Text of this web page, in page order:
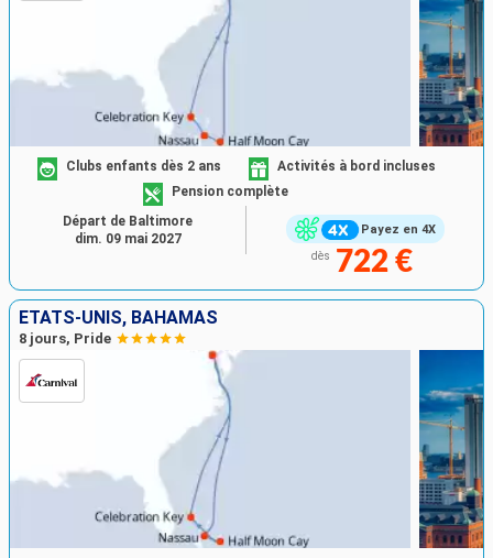
Payez en 4X
Clubs enfants dès 2 ans
Activités à bord incluses
Pension complète
dès 722 €
Départ de Baltimore
dim. 09 mai 2027
ÉTATS-UNIS, BAHAMAS
8 jours, Pride